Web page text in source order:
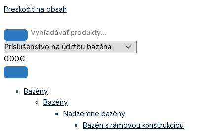
Preskočiť na obsah
0.00€
Bazény
Bazény
Nadzemne bazény
Bazén s rámovou konštrukciou